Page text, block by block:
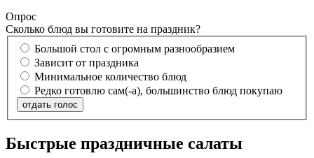
Опрос
Сколько блюд вы готовите на праздник?
Большой стол с огромным разнообразием
Зависит от праздника
Минимальное количество блюд
Редко готовлю сам(-а), большинство блюд покупаю
отдать голос
Быстрые праздничные салаты